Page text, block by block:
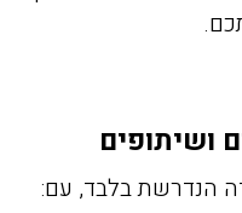
ושיתופים
הנדרשת בלבד, עם: